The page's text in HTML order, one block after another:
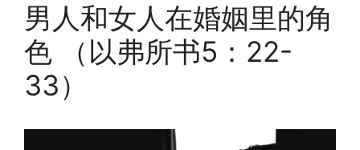
男人和女人在婚姻里的角
色 （以弗所书5：22-
33）